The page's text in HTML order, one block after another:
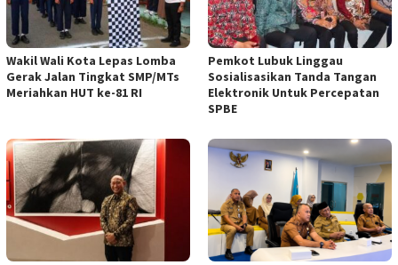
Wakil Wali Kota Lepas Lomba
Gerak Jalan Tingkat SMP/MTs
Meriahkan HUT ke-81 RI
Pemkot Lubuk Linggau
Sosialisasikan Tanda Tangan
Elektronik Untuk Percepatan
SPBE